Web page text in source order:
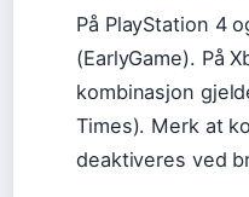
På PlayStation 4
(EarlyGame). På
kombinasjon
Times). Merk at
deaktiveres ved